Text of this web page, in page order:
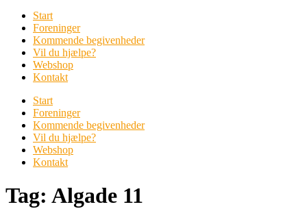
Start
Foreninger
Kommende begivenheder
Vil du hjælpe?
Webshop
Kontakt
Start
Foreninger
Kommende begivenheder
Vil du hjælpe?
Webshop
Kontakt
Tag: Algade 11